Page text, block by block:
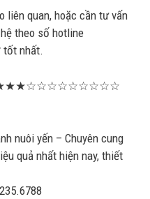
liên quan, hoặc cần tư vấn
theo số hotline
nhất.
nuôi yến – Chuyên cung
quả nhất hiện nay, thiết